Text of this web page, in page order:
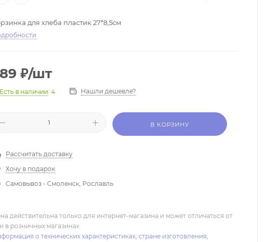
для хлеба пластик 27*8,5см
₽/шт
Есть в наличии: 4 Нашли дешевле?
В КОРЗИНУ
Рассчитать доставку
Хочу в подарок
Самовывоз - Смоленск, Рославль
действительна только для интернет-магазина и может отличаться от
в розничных магазинах
о технических характеристиках, стране изготовления,